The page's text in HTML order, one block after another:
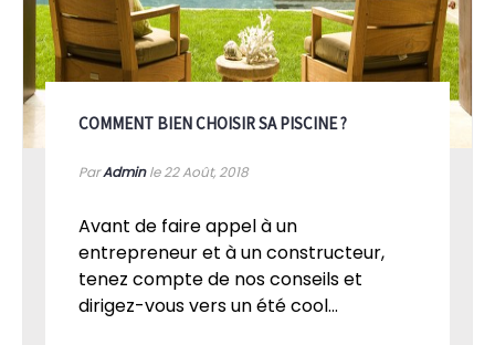
COMMENT BIEN CHOISIR SA PISCINE ?
ParAdminle 22Août, 2018
Avant de faire appel à un
entrepreneur et à un constructeur,
tenez compte de nos conseils et
dirigez-vous vers un été cool...